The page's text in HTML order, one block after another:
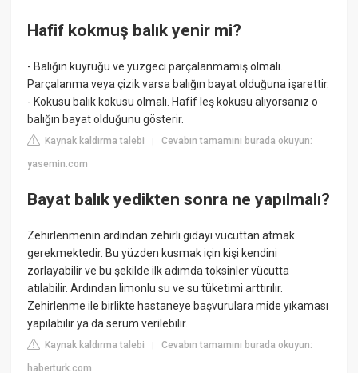
Hafif kokmuş balık yenir mi?
- Balığın kuyruğu ve yüzgeci parçalanmamış olmalı.
Parçalanma veya çizik varsa balığın bayat olduğuna işarettir.
- Kokusu balık kokusu olmalı. Hafif leş kokusu alıyorsanız o
balığın bayat olduğunu gösterir.
Kaynak kaldırma talebi |Cevabın tamamını burada okuyun:
yasemin.com
Bayat balık yedikten sonra ne yapılmalı?
Zehirlenmenin ardından zehirli gıdayı vücuttan atmak
gerekmektedir. Bu yüzden kusmak için kişi kendini
zorlayabilir ve bu şekilde ilk adımda toksinler vücutta
atılabilir. Ardından limonlu su ve su tüketimi arttırılır.
Zehirlenme ile birlikte hastaneye başvurulara mide yıkaması
yapılabilir ya da serum verilebilir.
Kaynak kaldırma talebi |Cevabın tamamını burada okuyun:
haberturk.com